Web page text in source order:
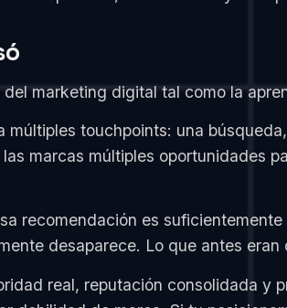
marketing digital tal como la
touchpoints: una
marcas múltiples oportunidades
recomendación es
desaparece. Lo que antes eran
real, reputación consolidada